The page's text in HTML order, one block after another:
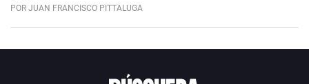
POR JUAN FRANCISCO PITTALUGA